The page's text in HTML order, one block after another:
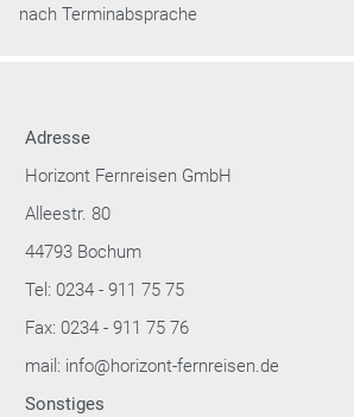
nach Terminabsprache
Adresse
Horizont Fernreisen GmbH
Alleestr. 80
44793 Bochum
Tel: 0234 - 911 75 75
Fax: 0234 - 911 75 76
mail: info@horizont-fernreisen.de
Sonstiges